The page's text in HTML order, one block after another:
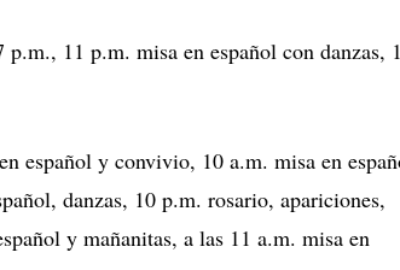
11 p.m. misa en español con danzas,
español y convivio, 10 a.m. misa en
danzas, 10 p.m. rosario, apariciones,
y mañanitas, a las 11 a.m. misa en